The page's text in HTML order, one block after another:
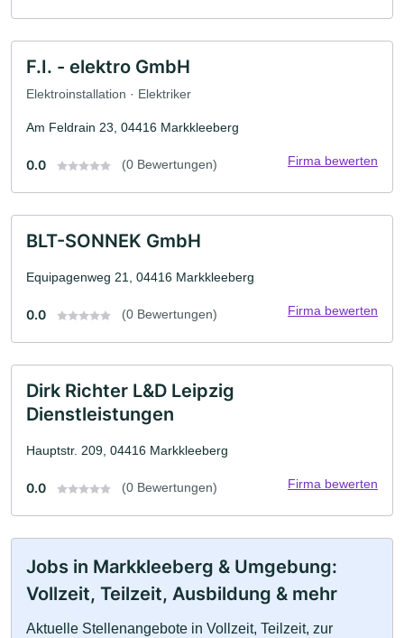
F.I. - elektro GmbH
Elektroinstallation · Elektriker
Am Feldrain 23, 04416 Markkleeberg
0.0 (0 Bewertungen) Firma bewerten
BLT-SONNEK GmbH
Equipagenweg 21, 04416 Markkleeberg
0.0 (0 Bewertungen) Firma bewerten
Dirk Richter L&D Leipzig
Dienstleistungen
Hauptstr. 209, 04416 Markkleeberg
0.0 (0 Bewertungen) Firma bewerten
Jobs in Markkleeberg & Umgebung:
Vollzeit, Teilzeit, Ausbildung & mehr
Aktuelle Stellenangebote in Vollzeit, Teilzeit, zur